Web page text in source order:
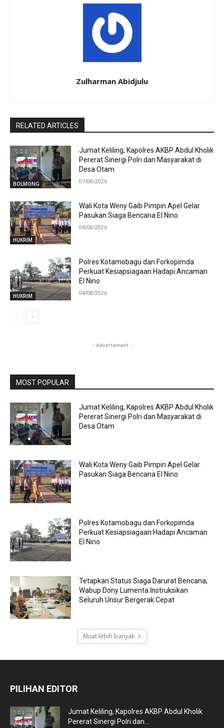
Zulharman Abidjulu
RELATED ARTICLES
BOLMONG
Jumat Keliling, Kapolres AKBP Abdul Kholik
Pererat Sinergi Polri dan Masyarakat di
Desa Otam
07/08/2026
HUKRIM
Wali Kota Weny Gaib Pimpin Apel Gelar
Pasukan Siaga Bencana El Nino
04/08/2026
HUKRIM
Polres Kotamobagu dan Forkopimda
Perkuat Kesiapsiagaan Hadapi Ancaman
El Nino
04/08/2026
- Advertisment -
MOST POPULAR
Jumat Keliling, Kapolres AKBP Abdul Kholik
Pererat Sinergi Polri dan Masyarakat di
Desa Otam
Wali Kota Weny Gaib Pimpin Apel Gelar
Pasukan Siaga Bencana El Nino
Polres Kotamobagu dan Forkopimda
Perkuat Kesiapsiagaan Hadapi Ancaman
El Nino
Tetapkan Status Siaga Darurat Bencana,
Wabup Dony Lumenta Instruksikan
Seluruh Unsur Bergerak Cepat
Muat lebih banyak
PILIHAN EDITOR
Jumat Keliling, Kapolres AKBP Abdul Kholik
Pererat Sinergi Polri dan...